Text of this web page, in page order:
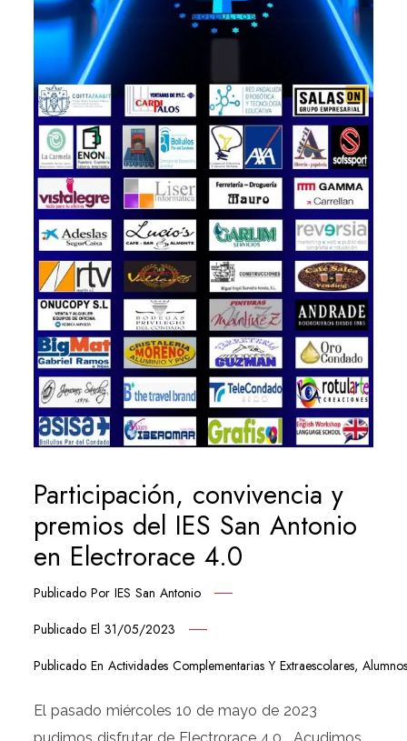
Participación, convivencia y
premios del IES San Antonio
en Electrorace 4.0
Publicado PorIES San Antonio
Publicado El31/05/2023
Publicado EnActividades Complementarias Y Extraescolares,
El pasado miércoles 10 de mayo de 2023